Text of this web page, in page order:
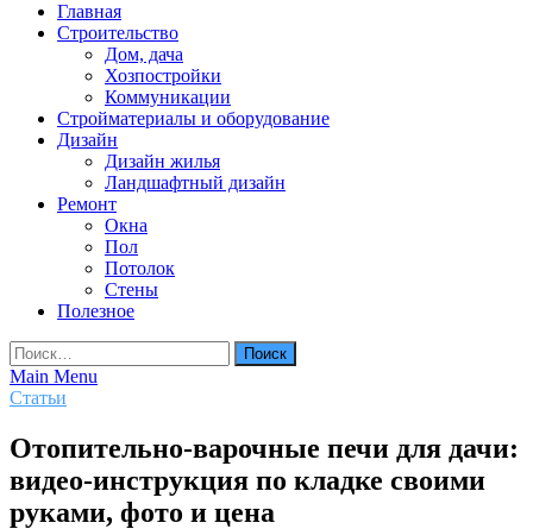
Главная
Строительство
Дом, дача
Хозпостройки
Коммуникации
Стройматериалы и оборудование
Дизайн
Дизайн жилья
Ландшафтный дизайн
Ремонт
Окна
Пол
Потолок
Стены
Полезное
Найти:
Main Menu
Статьи
Отопительно-варочные печи для дачи:
видео-инструкция по кладке своими
руками, фото и цена